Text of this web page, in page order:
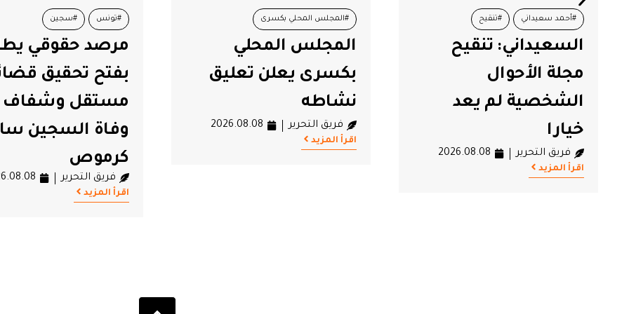
#المجلس المحلي بكسرى
#تعليق نشاط
المجلس المحلي
بكسرى يعلن تعليق
نشاطه
فريق التحرير
اقرأ المزيد
#تونس #سجين
مرصد حقوقي يطالب
بفتح تحقيق قضائي
مستقل وشفاف في
وفاة السجين سالم
#تونس
العجبوني: تسير
دون قيادة
فريق التحرير